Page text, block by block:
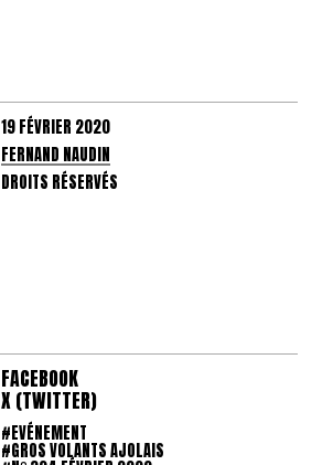
19 FÉVRIER 2020
FERNAND NAUDIN
DROITS RÉSERVÉS
FACEBOOK
X (TWITTER)
#EVÉNEMENT
#GROS VOLANTS AJOLAIS